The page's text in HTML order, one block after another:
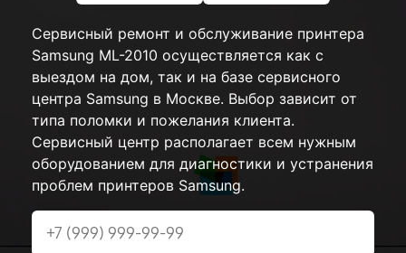
Сервисный ремонт и обслуживание принтера
Samsung ML-2010 осуществляется как с
выездом на дом, так и на базе сервисного
центра Samsung в Москве. Выбор зависит от
типа поломки и пожелания клиента.
Сервисный центр располагает всем нужным
оборудованием для диагностики и устранения
проблем принтеров Samsung.